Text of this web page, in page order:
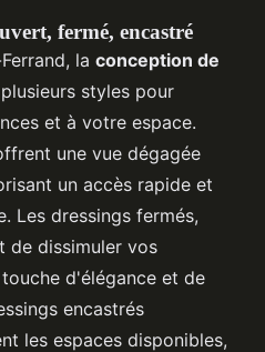
fermé, encastré
la conception de
styles pour
et à votre espace.
une vue dégagée
un accès rapide et
Les dressings fermés,
de dissimuler vos
d'élégance et de
encastrés
les espaces disponibles,